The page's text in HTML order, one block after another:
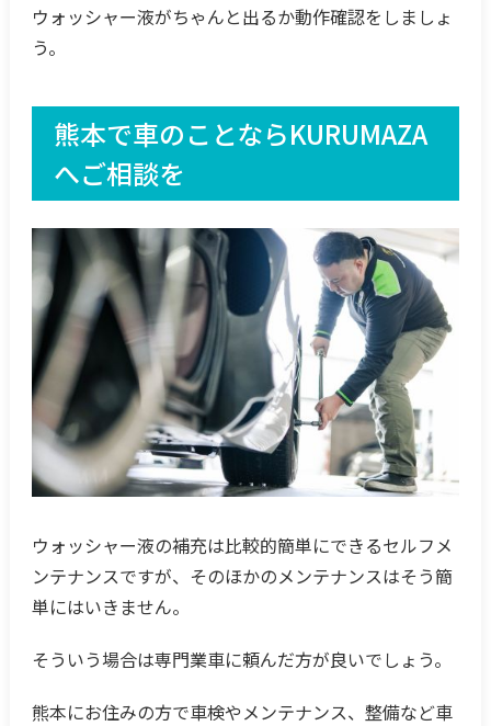
ウォッシャー液がちゃんと出るか動作確認をしましょ
う。
熊本で車のことならKURUMAZA
へご相談を
ウォッシャー液の補充は比較的簡単にできるセルフメ
ンテナンスですが、そのほかのメンテナンスはそう簡
単にはいきません。
そういう場合は専門業車に頼んだ方が良いでしょう。
熊本にお住みの方で車検やメンテナンス、整備など車